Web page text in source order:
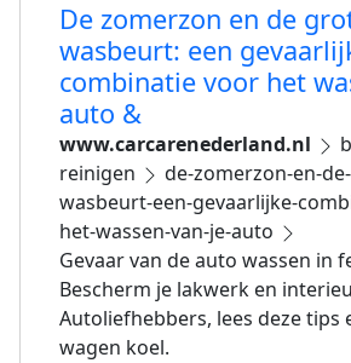
De zomerzon en de
wasbeurt: een
combinatie voor het
auto &
www.carcarenederland.nl
reinigen
de-zomerzon-en-
wasbeurt-een-gevaarlijke-
het-wassen-van-je-auto
Gevaar van de auto wassen in
Bescherm je lakwerk en
Autoliefhebbers, lees deze tips
wagen koel.